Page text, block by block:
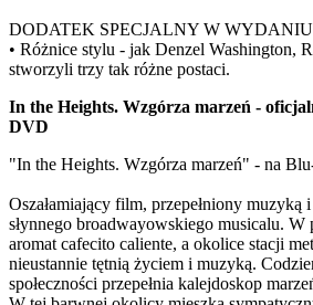
DODATEK SPECJALNY W
• Różnice stylu - jak Denzel Washington,
stworzyli trzy tak różne postaci.
In the Heights. Wzgórza marzeń -
DVD
"In the Heights. Wzgórza marzeń" - na
Oszałamiający film, przepełniony muzyką
słynnego broadwayowskiego musicalu. W
aromat cafecito caliente, a okolice stacji
nieustannie tętnią życiem i muzyką.
społeczności przepełnia kalejdoskop